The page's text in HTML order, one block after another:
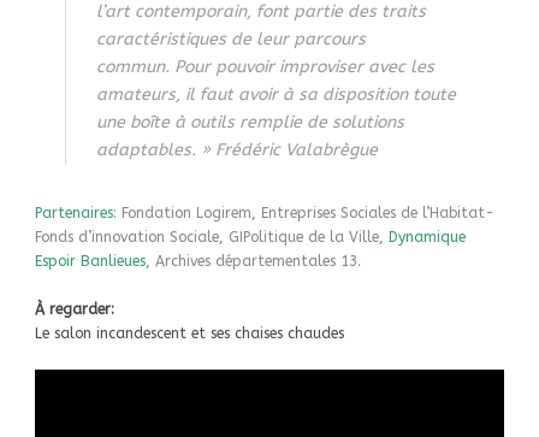
l’art contemporain, font partie des traits
caractéristiques de leur parcours
commun. Pour pouvoir improviser avec les
amateurs, il faut avoir à sa disposition toute
une boîte à outils remplie de solutions
adaptables. » Frédéric Valabrègue
Partenaires: Fondation Logirem, Entreprises Sociales de l’Habitat-
Fonds d’innovation Sociale, GIPolitique de la Ville, Dynamique
Espoir Banlieues, Archives départementales 13.
À regarder:
Le salon incandescent et ses chaises chaudes